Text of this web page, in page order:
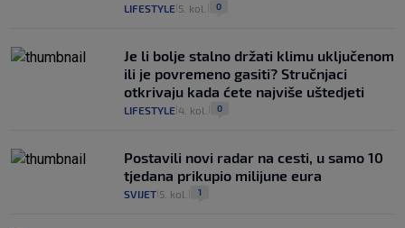
LIFESTYLE 5. kol. 0
Je li bolje stalno držati klimu uključenom
ili je povremeno gasiti? Stručnjaci
otkrivaju kada ćete najviše uštedjeti
LIFESTYLE 4. kol. 0
Postavili novi radar na cesti, u samo 10
tjedana prikupio milijune eura
SVIJET 5. kol. 1